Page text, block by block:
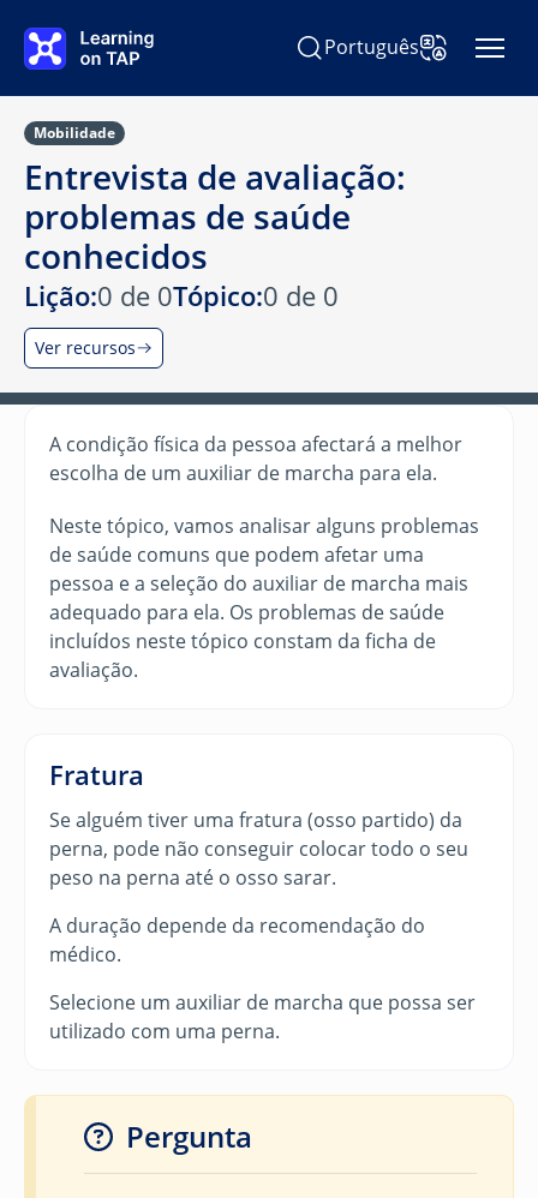
Pesquisar Learning on TAP
PortuguêsAlterar idioma
Mobilidade
Entrevista de avaliação:
problemas de saúde
conhecidos
Lição:0 de 0Tópico:0 de 0
Ver recursos
A condição física da pessoa afectará a melhor
escolha de um auxiliar de marcha para ela.
Neste tópico, vamos analisar alguns problemas
de saúde comuns que podem afetar uma
pessoa e a seleção do auxiliar de marcha mais
adequado para ela. Os problemas de saúde
incluídos neste tópico constam da ficha de
avaliação.
Fratura
Se alguém tiver uma fratura (osso partido) da
perna, pode não conseguir colocar todo o seu
peso na perna até o osso sarar.
A duração depende da recomendação do
médico.
Selecione um auxiliar de marcha que possa ser
utilizado com uma perna.
Pergunta